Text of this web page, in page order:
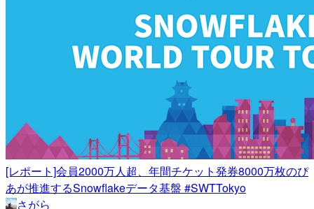
[レポート]会員2000万人超、年間チケット発券8000万枚のぴ
あが推進するSnowflakeデータ基盤 #SWTTokyo
さがら